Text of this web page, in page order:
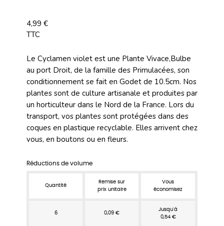
4,99 €
TTC
Le Cyclamen violet est une Plante Vivace,Bulbe
au port Droit, de la famille des Primulacées, son
conditionnement se fait en Godet de 10.5cm. Nos
plantes sont de culture artisanale et produites par
un horticulteur dans le Nord de la France. Lors du
transport, vos plantes sont protégées dans des
coques en plastique recyclable. Elles arrivent chez
vous, en boutons ou en fleurs.
Réductions de volume
Quantité
Remise sur
prix unitaire
Vous
économisez
6 0,09 €
Jusqu'à
0,54 €